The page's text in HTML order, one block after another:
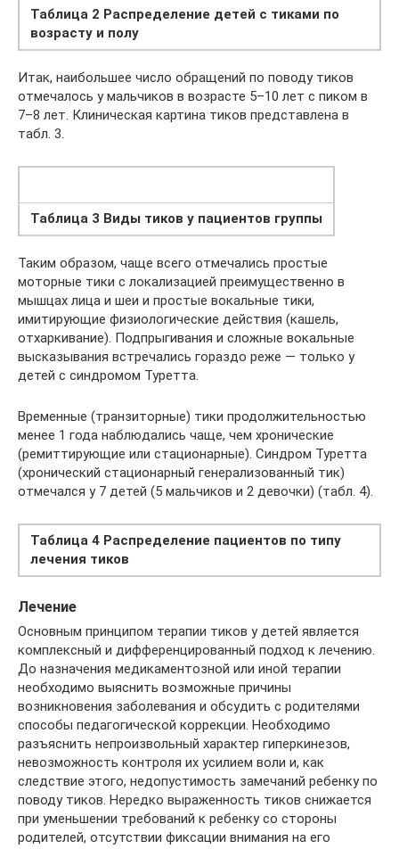
Таблица 2 Распределение детей с тиками по
возрасту и полу
Итак, наибольшее число обращений по поводу тиков
отмечалось у мальчиков в возрасте 5–10 лет с пиком в
7–8 лет. Клиническая картина тиков представлена в
табл. 3.
Таблица 3 Виды тиков у пациентов группы
Таким образом, чаще всего отмечались простые
моторные тики с локализацией преимущественно в
мышцах лица и шеи и простые вокальные тики,
имитирующие физиологические действия (кашель,
отхаркивание). Подпрыгивания и сложные вокальные
высказывания встречались гораздо реже — только у
детей с синдромом Туретта.
Временные (транзиторные) тики продолжительностью
менее 1 года наблюдались чаще, чем хронические
(ремиттирующие или стационарные). Синдром Туретта
(хронический стационарный генерализованный тик)
отмечался у 7 детей (5 мальчиков и 2 девочки) (табл. 4).
Таблица 4 Распределение пациентов по типу
лечения тиков
Лечение
Основным принципом терапии тиков у детей является
комплексный и дифференцированный подход к лечению.
До назначения медикаментозной или иной терапии
необходимо выяснить возможные причины
возникновения заболевания и обсудить с родителями
способы педагогической коррекции. Необходимо
разъяснить непроизвольный характер гиперкинезов,
невозможность контроля их усилием воли и, как
следствие этого, недопустимость замечаний ребенку по
поводу тиков. Нередко выраженность тиков снижается
при уменьшении требований к ребенку со стороны
родителей, отсутствии фиксации внимания на его